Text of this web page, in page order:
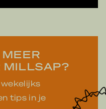
MILLSAP?
tips in je